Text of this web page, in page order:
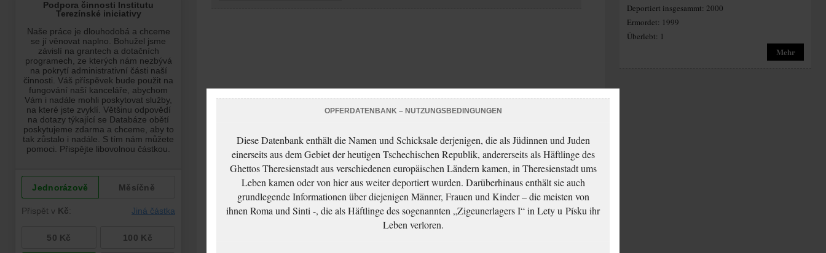
Deportiert insgesammt: 2000
Ermordet: 1999
Überlebt: 1
Mehr
OPFERDATENBANK – NUTZUNGSBEDINGUNGEN
Diese Datenbank enthält die Namen und Schicksale derjenigen, die als Jüdinnen und Juden
einerseits aus dem Gebiet der heutigen Tschechischen Republik, andererseits als Häftlinge des
Ghettos Theresienstadt aus verschiedenen europäischen Ländern kamen, in Theresienstadt ums
Leben kamen oder von hier aus weiter deportiert wurden. Darüberhinaus enthält sie auch
grundlegende Informationen über diejenigen Männer, Frauen und Kinder – die meisten von
ihnen Roma und Sinti -, die als Häftlinge des sogenannten „Zigeunerlagers I“ in Lety u Písku ihr
Leben verloren.